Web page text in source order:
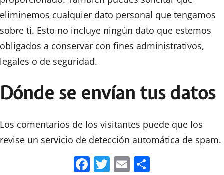
eliminemos cualquier dato personal que tengamos
sobre ti. Esto no incluye ningún dato que estemos
obligados a conservar con fines administrativos,
legales o de seguridad.
Dónde se envían tus datos
Los comentarios de los visitantes puede que los
revise un servicio de detección automática de spam.
Facebook
Twitter
Email